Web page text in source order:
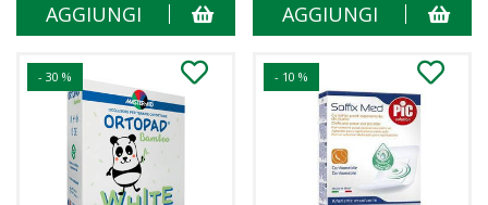
AGGIUNGI AGGIUNGI
- 30 % - 10 %